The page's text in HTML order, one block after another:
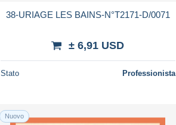
38-URIAGE LES BAINS-N°T2171-D/0071
± 6,91 USD
Stato Professionista
Nuovo